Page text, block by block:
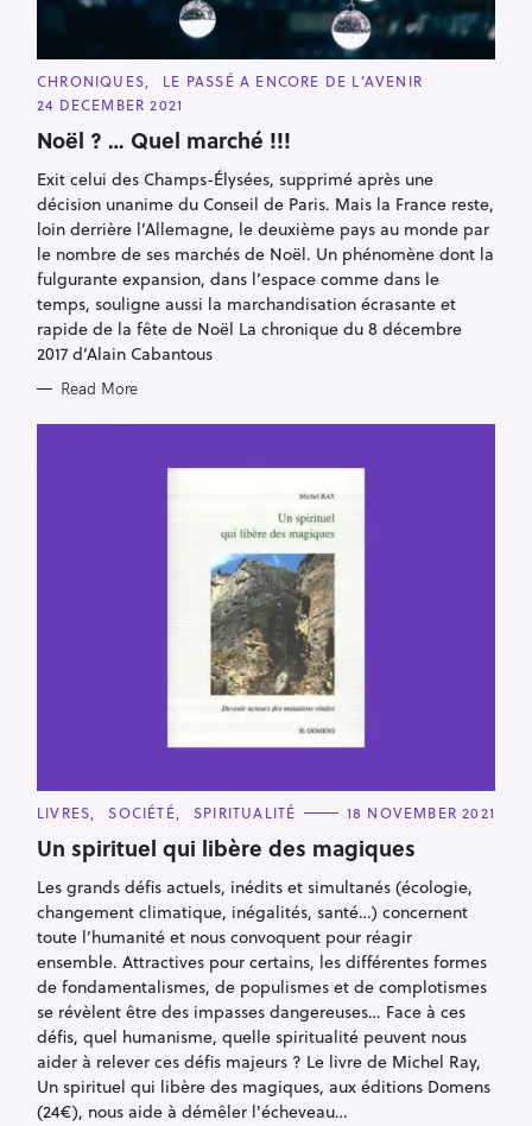
C
T
G
R
I
E
S
CHRONIQUES
LE PASSÉ A ENCORE DE L’AVENIR
24 DECEMBER 2021
Noël ? … Quel marché !!!
Exit celui des Champs-Élysées, supprimé après une
décision unanime du Conseil de Paris. Mais la France reste,
loin derrière l’Allemagne, le deuxième pays au monde par
le nombre de ses marchés de Noël. Un phénomène dont la
fulgurante expansion, dans l’espace comme dans le
temps, souligne aussi la marchandisation écrasante et
rapide de la fête de Noël La chronique du 8 décembre
2017 d’Alain Cabantous
Read More
C
T
E
O
I
E
S
LIVRES SOCIÉTÉ SPIRITUALITÉ 18 NOVEMBER 2021
Un spirituel qui libère des magiques
Les grands défis actuels, inédits et simultanés (écologie,
changement climatique, inégalités, santé…) concernent
toute l’humanité et nous convoquent pour réagir
ensemble. Attractives pour certains, les différentes formes
de fondamentalismes, de populismes et de complotismes
se révèlent être des impasses dangereuses… Face à ces
défis, quel humanisme, quelle spiritualité peuvent nous
aider à relever ces défis majeurs ? Le livre de Michel Ray,
Un spirituel qui libère des magiques, aux éditions Domens
(24€), nous aide à démêler l'écheveau…
a
r
c
h
f
o
r
: